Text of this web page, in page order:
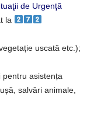
de Urgenţă
la
uscată etc.);
asistența
salvări animale,